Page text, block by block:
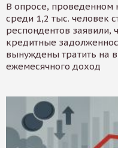
В опросе, проведенном
среди 1,2 тыс. человек
респондентов заявили,
кредитные
вынуждены тратить на
ежемесячного доход